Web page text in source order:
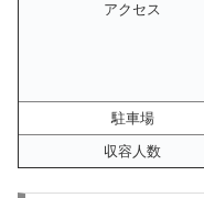
アクセス
駐車場
収容人数